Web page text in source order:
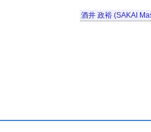
酒井 政裕 (SAKAI